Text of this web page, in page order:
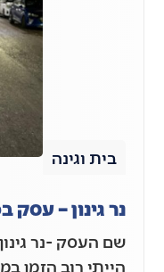
בית וגינה
נר גינון – עסק
שם העסק -נר
הייתי רוב הזמן